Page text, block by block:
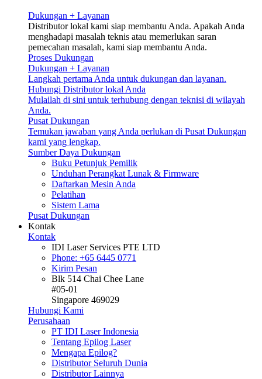
Dukungan + Layanan
Distributor lokal kami siap membantu Anda. Apakah Anda
menghadapi masalah teknis atau memerlukan saran
pemecahan masalah, kami siap membantu Anda.
Proses Dukungan
Dukungan + Layanan
Langkah pertama Anda untuk dukungan dan layanan.
Hubungi Distributor lokal Anda
Mulailah di sini untuk terhubung dengan teknisi di wilayah
Anda.
Pusat Dukungan
Temukan jawaban yang Anda perlukan di Pusat Dukungan
kami yang lengkap.
Sumber Daya Dukungan
Buku Petunjuk Pemilik
Unduhan Perangkat Lunak & Firmware
Daftarkan Mesin Anda
Pelatihan
Sistem Lama
Pusat Dukungan
Kontak
Kontak
IDI Laser Services PTE LTD
Phone: +65 6445 0771
Kirim Pesan
Blk 514 Chai Chee Lane
#05-01
Singapore 469029
Hubungi Kami
Perusahaan
PT IDI Laser Indonesia
Tentang Epilog Laser
Mengapa Epilog?
Distributor Seluruh Dunia
Distributor Lainnya